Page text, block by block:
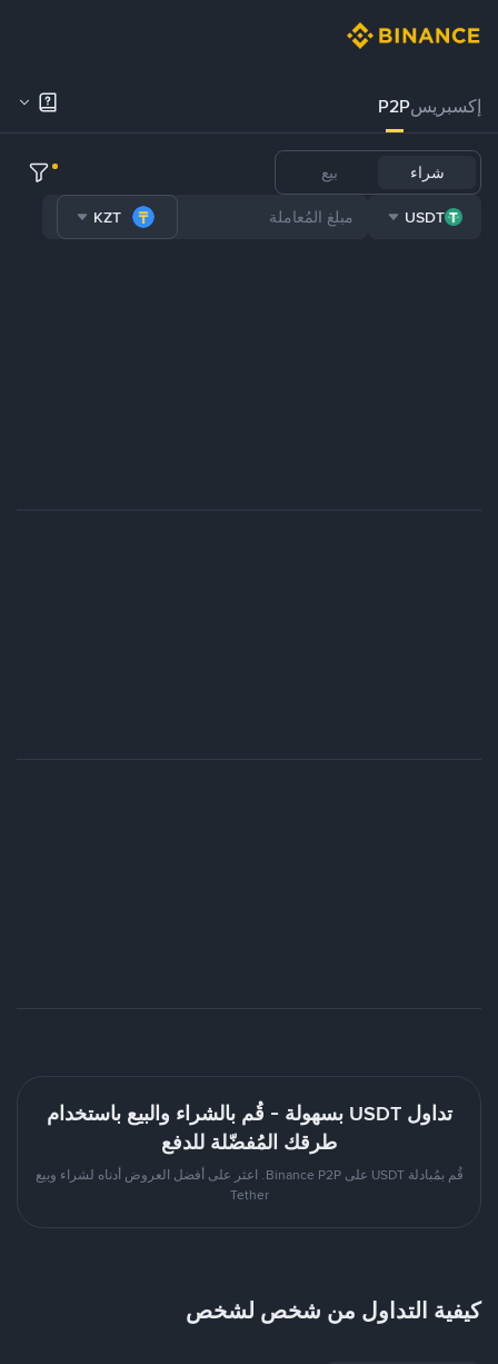
إكسبريسP2P
شراء بيع
USDT
KZT
تداول USDT بسهولة - قُم بالشراء والبيع باستخدام
طرقك المُفضّلة للدفع
قُم بمُبادلة USDT على Binance P2P. اعثر على أفضل العروض أدناه لشراء وبيع
Tether
كيفية التداول من شخص لشخص